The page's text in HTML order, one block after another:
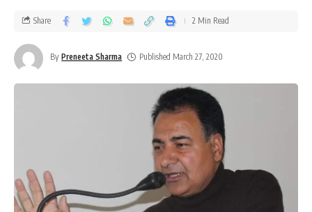
By Preneeta Sharma Published March 27, 2020
Share 2 Min Read